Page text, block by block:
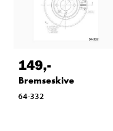
149,-
Bremseskive
64-332